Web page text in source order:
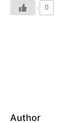
0
Author